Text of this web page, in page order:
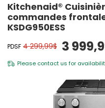
Kitchenaid®
commandes
KSDG950ESS
PDSF 4 299,99$ 3
Please contact us for